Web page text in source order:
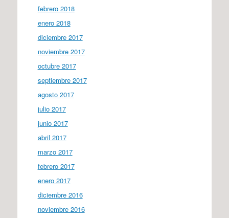
febrero 2018
enero 2018
diciembre 2017
noviembre 2017
octubre 2017
septiembre 2017
agosto 2017
julio 2017
junio 2017
abril 2017
marzo 2017
febrero 2017
enero 2017
diciembre 2016
noviembre 2016